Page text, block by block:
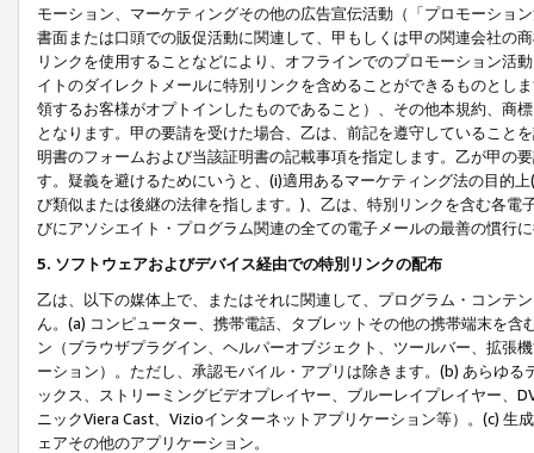
モーション、マーケティングその他の広告宣伝活動（「プロモーショ
書面または口頭での販促活動に関連して、甲もしくは甲の関連会社の
リンクを使用することなどにより、オフラインでのプロモーション活
イトのダイレクトメールに特別リンクを含めることができるものとし
領するお客様がオプトインしたものであること）、その他本規約、商
となります。甲の要請を受けた場合、乙は、前記を遵守していること
明書のフォームおよび当該証明書の記載事項を指定します。乙が甲の
す。疑義を避けるためにいうと、(i)適用あるマーケティング法の目的
び類似または後継の法律を指します。)、乙は、特別リンクを含む各
びにアソシエイト・プログラム関連の全ての電子メールの最善の慣行
5. ソフトウェアおよびデバイス経由での特別リンクの配布
乙は、以下の媒体上で、またはそれに関連して、プログラム・コンテ
ん。(a) コンピューター、携帯電話、タブレットその他の携帯端末を
ン（ブラウザプラグイン、ヘルパーオブジェクト、ツールバー、拡張
ーション）。ただし、承認モバイル・アプリは除きます。(b) あらゆ
ックス、ストリーミングビデオプレイヤー、ブルーレイプレイヤー、
ニックViera Cast、Vizioインターネットアプリケーション等）。(c)
ェアその他のアプリケーション。